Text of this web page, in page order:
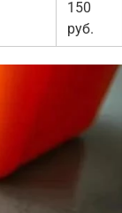
150
руб.